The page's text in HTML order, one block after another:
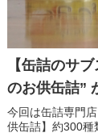
【缶詰のサ
のお供缶詰”
今回は缶詰専門
供缶詰】約300種